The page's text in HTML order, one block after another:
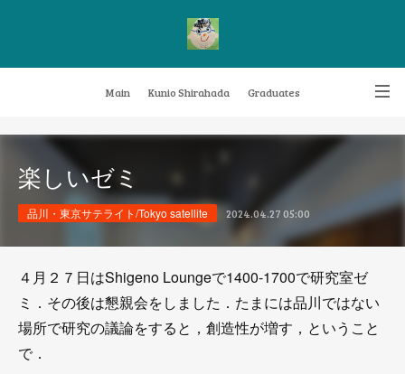
Main Kunio Shirahada Graduates
Transformative Knowledge Management Achievements Research themes
楽しいゼミ
品川・東京サテライト/Tokyo satellite 2024.04.27 05:00
４月２７日はShigeno Loungeで1400-1700で研究室ゼ
ミ．その後は懇親会をしました．たまには品川ではない
場所で研究の議論をすると，創造性が増す，ということ
で．